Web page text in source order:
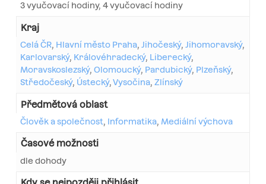
3 vyučovací hodiny, 4 vyučovací hodiny
Kraj
Celá ČR, Hlavní město Praha, Jihočeský, Jihomoravský,
Karlovarský, Královéhradecký, Liberecký,
Moravskoslezský, Olomoucký, Pardubický, Plzeňský,
Středočeský, Ústecký, Vysočina, Zlínský
Předmětová oblast
Člověk a společnost, Informatika, Mediální výchova
Časové možnosti
dle dohody